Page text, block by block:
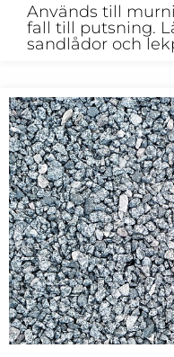
Används till
fall till putsning.
sandlådor och